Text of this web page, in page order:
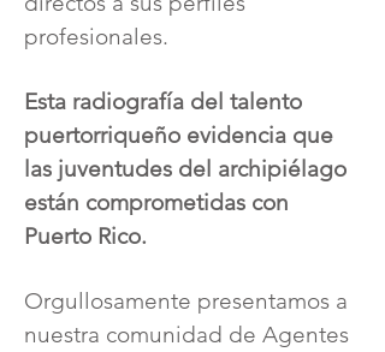
profesionales.
Esta radiografía del talento
puertorriqueño evidencia que
las juventudes del archipiélago
están comprometidas con
Puerto Rico.
Orgullosamente presentamos a
nuestra comunidad de Agentes